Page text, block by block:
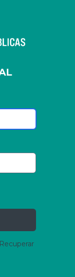
Recuperar